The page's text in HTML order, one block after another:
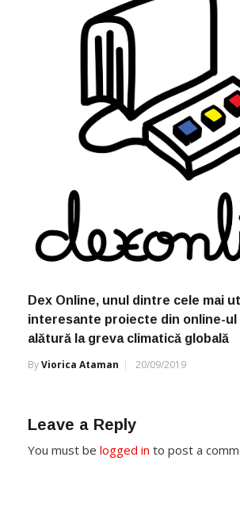
Dex Online, unul dintre cele mai
interesante proiecte din online-ul
alătură la greva climatică globală
ByViorica Ataman 20/09/2019
Leave a Reply
You must be logged in to post a